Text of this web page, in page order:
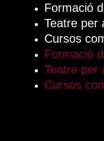
Formació
Teatre per
Cursos
Formació
Teatre per
Cursos